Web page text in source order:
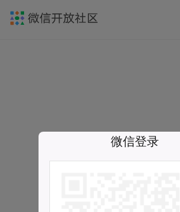
微信登录